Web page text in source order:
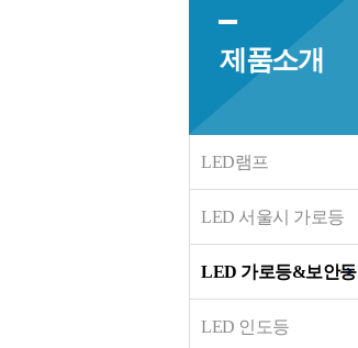
제품소개
LED램프
LED 서울시 가로등
LED 가로등&보안등
LED 인도등